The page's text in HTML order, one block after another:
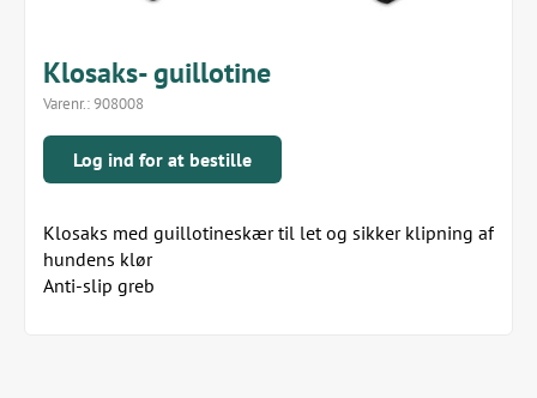
Klosaks- guillotine
Varenr.:908008
Log ind for at bestille
Klosaks med guillotineskær til let og sikker klipning af
hundens klør
Anti-slip greb